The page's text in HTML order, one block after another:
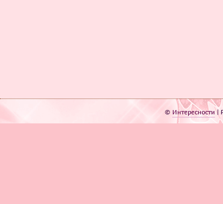
© Интересности|